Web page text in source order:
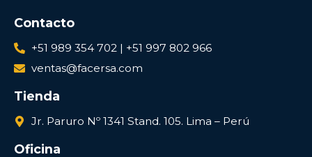
Contacto
+51 989 354 702 | +51 997 802 966
ventas@facersa.com
Tienda
Jr. Paruro Nº 1341 Stand. 105. Lima – Perú
Oficina